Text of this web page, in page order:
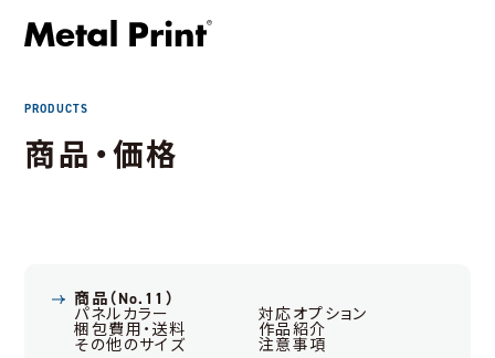
商品・価格
PRODUCTS
商品（No.11）
パネルカラー 対応オプション
梱包費用・送料 作品紹介
その他のサイズ 注意事項